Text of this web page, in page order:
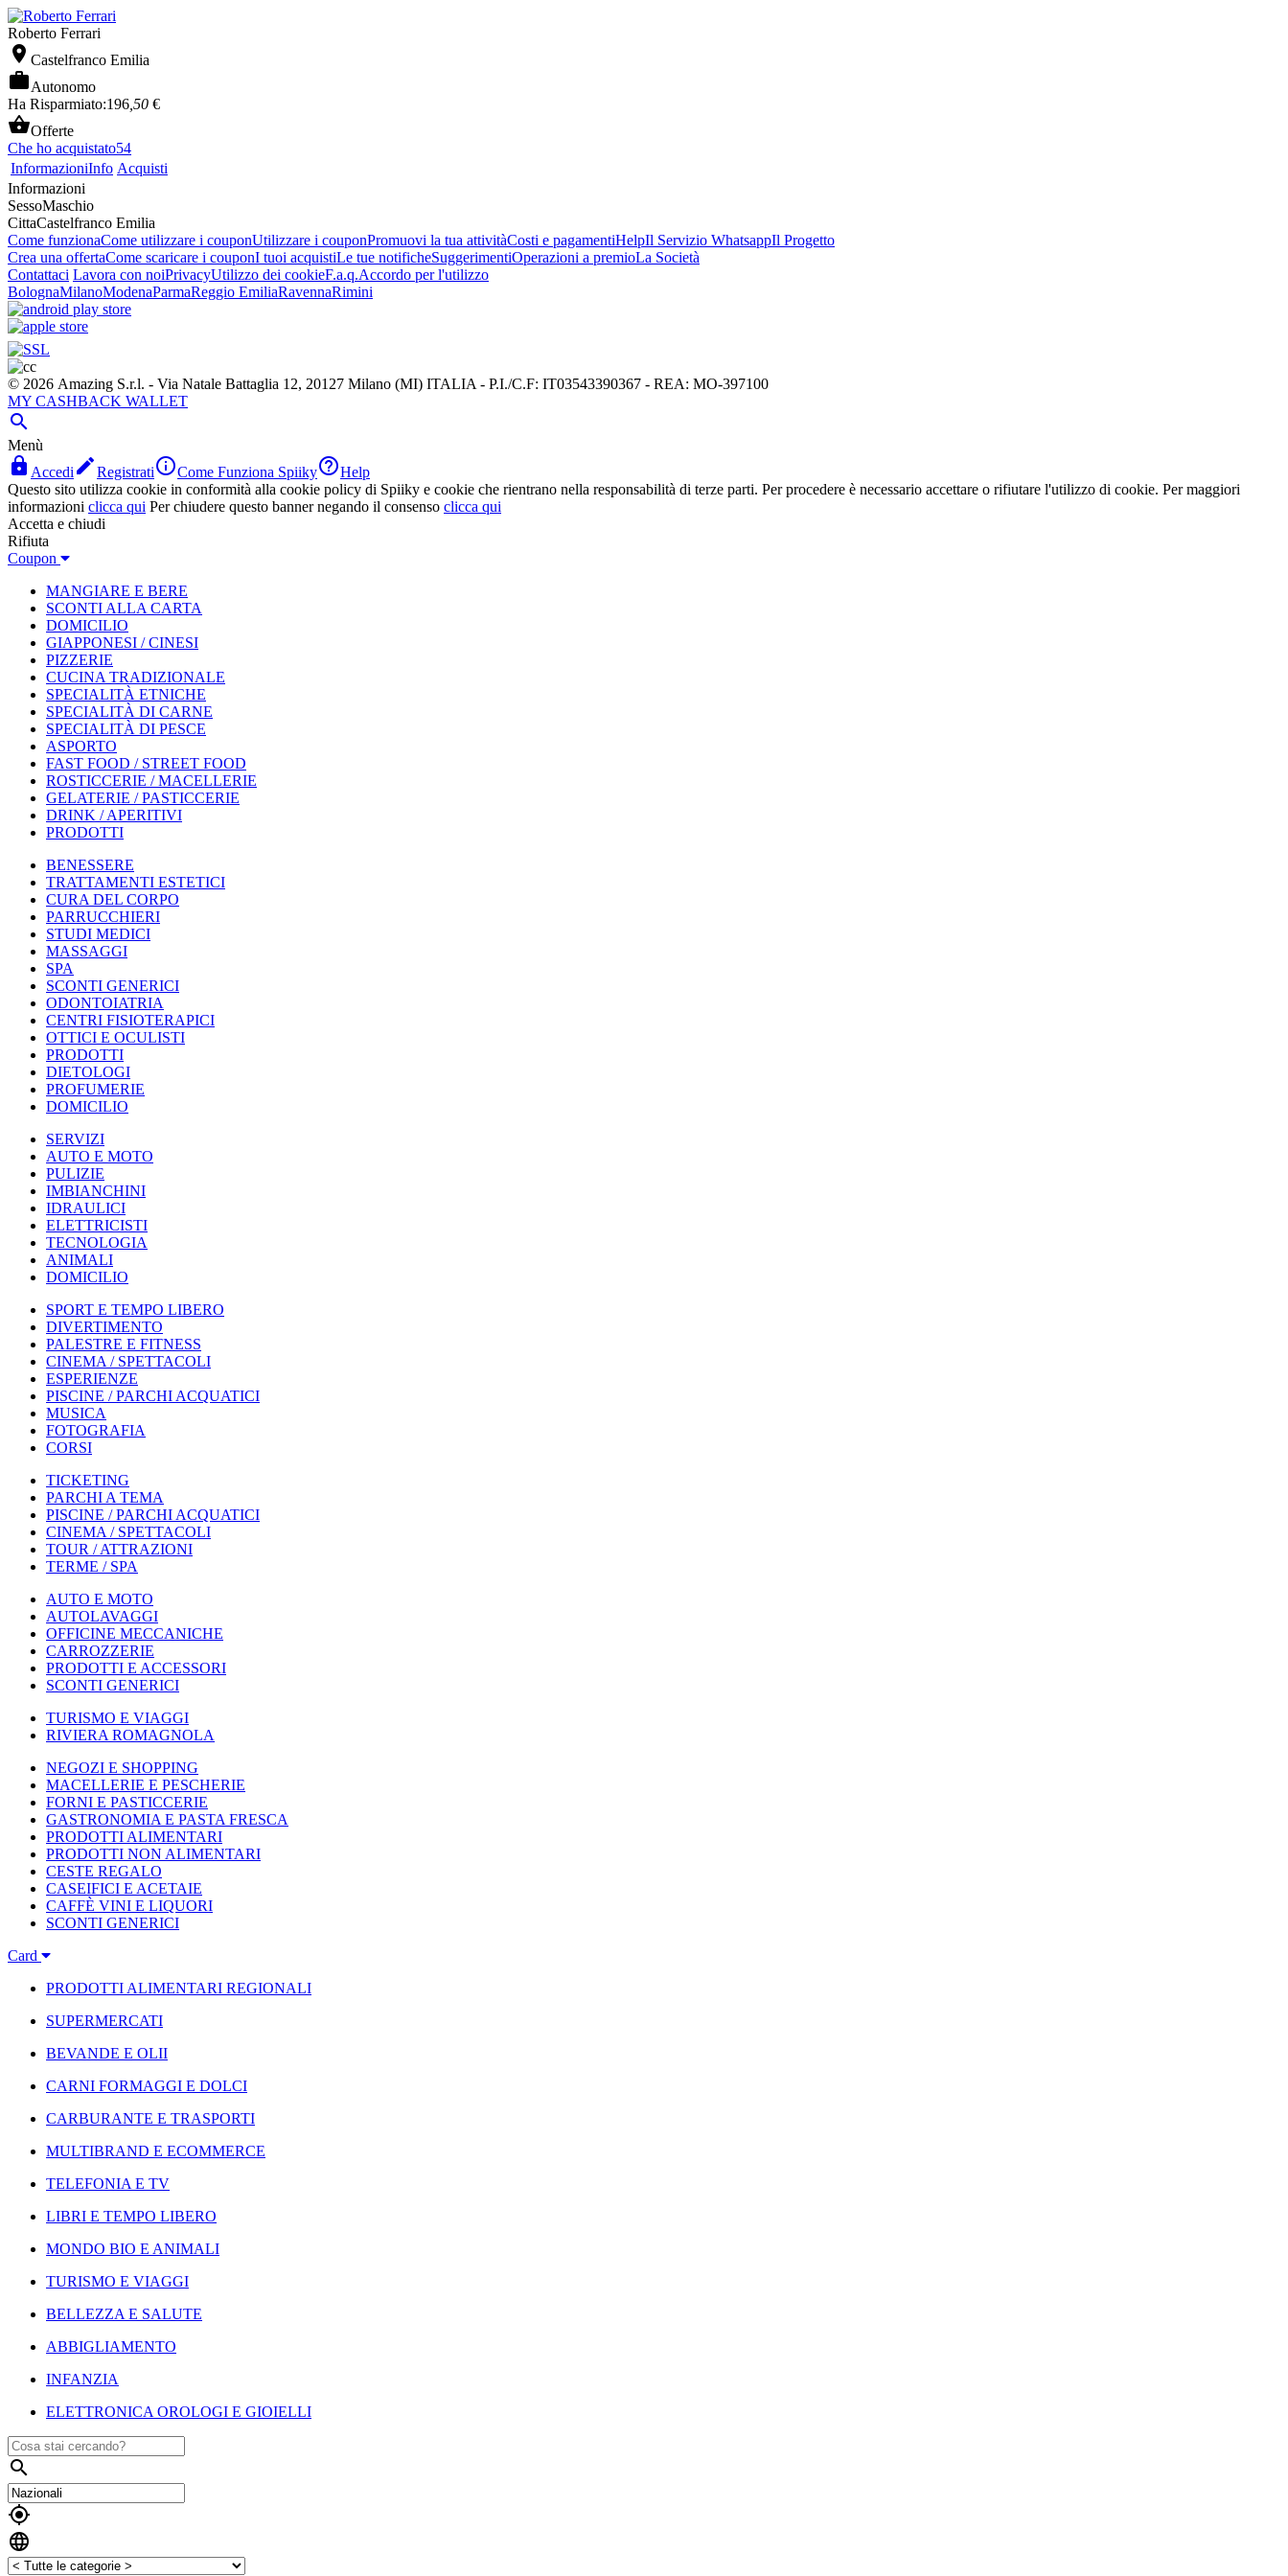
Roberto Ferrari
 Castelfranco Emilia
Autonomo
Ha Risparmiato:196 ,50 €
Offerte
Che ho acquistato54
InformazioniInfo Acquisti
Informazioni
SessoMaschio
CittaCastelfranco Emilia
Come funzionaCome utilizzare i couponUtilizzare i couponPromuovi la tua attivitàCosti e pagamentiHelpIl Servizio WhatsappIl Progetto
Crea una offertaCome scaricare i couponI tuoi acquistiLe tue notificheSuggerimentiOperazioni a premioLa Società
Contattaci Lavora con noiPrivacyUtilizzo dei cookieF.a.q.Accordo per l'utilizzo
BolognaMilanoModenaParmaReggio EmiliaRavennaRimini
© 2026 Amazing S.r.l. - Via Natale Battaglia 12, 20127 Milano (MI) ITALIA - P.I./C.F: IT03543390367 - REA: MO-397100
MY CASHBACK WALLET

Menù
 Accedi RegistratiCome Funziona SpiikyHelp
Questo sito utilizza cookie in conformità alla cookie policy di Spiiky e cookie che rientrano nella responsabilità di terze parti. Per procedere è necessario accettare o rifiutare l'utilizzo di cookie. Per maggiori
informazioni clicca qui Per chiudere questo banner negando il consenso clicca qui
Accetta e chiudi
Rifiuta
Coupon
MANGIARE E BERE
SCONTI ALLA CARTA
DOMICILIO
GIAPPONESI / CINESI
PIZZERIE
CUCINA TRADIZIONALE
SPECIALITÀ ETNICHE
SPECIALITÀ DI CARNE
SPECIALITÀ DI PESCE
ASPORTO
FAST FOOD / STREET FOOD
ROSTICCERIE / MACELLERIE
GELATERIE / PASTICCERIE
DRINK / APERITIVI
PRODOTTI
BENESSERE
TRATTAMENTI ESTETICI
CURA DEL CORPO
PARRUCCHIERI
STUDI MEDICI
MASSAGGI
SPA
SCONTI GENERICI
ODONTOIATRIA
CENTRI FISIOTERAPICI
OTTICI E OCULISTI
PRODOTTI
DIETOLOGI
PROFUMERIE
DOMICILIO
SERVIZI
AUTO E MOTO
PULIZIE
IMBIANCHINI
IDRAULICI
ELETTRICISTI
TECNOLOGIA
ANIMALI
DOMICILIO
SPORT E TEMPO LIBERO
DIVERTIMENTO
PALESTRE E FITNESS
CINEMA / SPETTACOLI
ESPERIENZE
PISCINE / PARCHI ACQUATICI
MUSICA
FOTOGRAFIA
CORSI
TICKETING
PARCHI A TEMA
PISCINE / PARCHI ACQUATICI
CINEMA / SPETTACOLI
TOUR / ATTRAZIONI
TERME / SPA
AUTO E MOTO
AUTOLAVAGGI
OFFICINE MECCANICHE
CARROZZERIE
PRODOTTI E ACCESSORI
SCONTI GENERICI
TURISMO E VIAGGI
RIVIERA ROMAGNOLA
NEGOZI E SHOPPING
MACELLERIE E PESCHERIE
FORNI E PASTICCERIE
GASTRONOMIA E PASTA FRESCA
PRODOTTI ALIMENTARI
PRODOTTI NON ALIMENTARI
CESTE REGALO
CASEIFICI E ACETAIE
CAFFÈ VINI E LIQUORI
SCONTI GENERICI
Card
PRODOTTI ALIMENTARI REGIONALI
SUPERMERCATI
BEVANDE E OLII
CARNI FORMAGGI E DOLCI
CARBURANTE E TRASPORTI
MULTIBRAND E ECOMMERCE
TELEFONIA E TV
LIBRI E TEMPO LIBERO
MONDO BIO E ANIMALI
TURISMO E VIAGGI
BELLEZZA E SALUTE
ABBIGLIAMENTO
INFANZIA
ELETTRONICA OROLOGI E GIOIELLI


